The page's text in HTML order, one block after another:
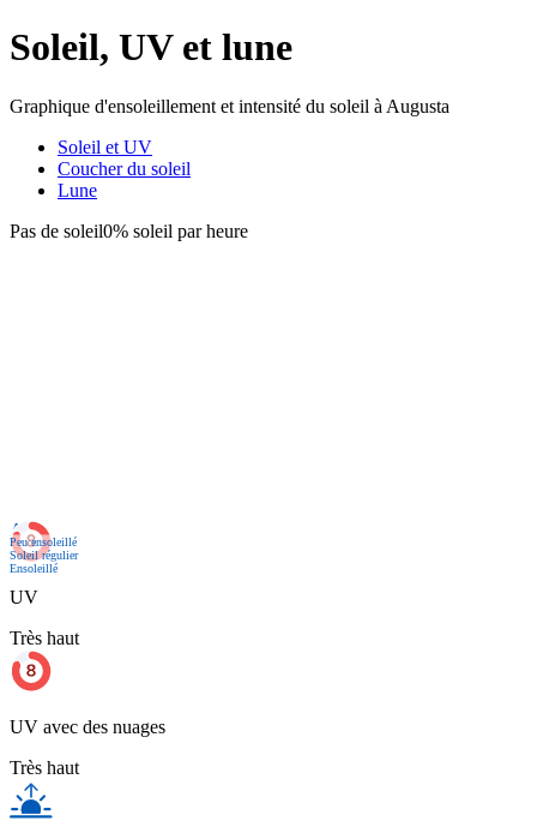
Soleil, UV et lune
Graphique d'ensoleillement et intensité du soleil à Augusta
Soleil et UV
Coucher du soleil
Lune
Pas de soleil0% soleil par heure
Act.
Peu ensoleillé
Soleil régulier
Ensoleillé
UV
Très haut
UV avec des nuages
Très haut